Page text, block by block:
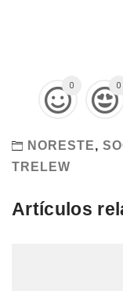
0 0
NORESTE,
TRELEW
Artículos